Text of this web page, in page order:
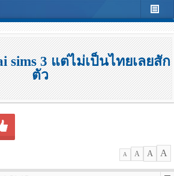
sims 3 แต่ไม่เป็นไทยเลยสัก
ตัว
A A A A